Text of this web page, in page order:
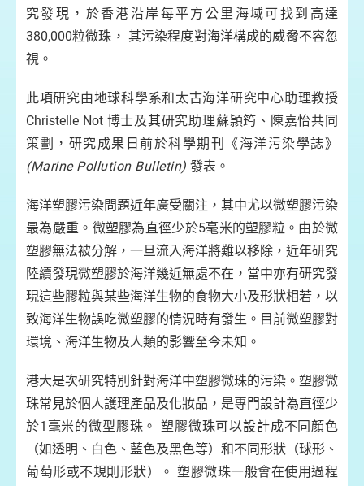
究發現，於香港沿岸每平方公里海域可找到高達
380,000粒微珠， 其污染程度對海洋構成的威脅不容忽
視。
此項研究由地球科學系和太古海洋研究中心助理教授
Christelle Not 博士及其研究助理蘇頴筠、陳嘉怡共同
策劃，研究成果日前於科學期刊《海洋污染學誌》
(Marine Pollution Bulletin) 發表。
海洋塑膠污染問題近年廣受關注，其中尤以微塑膠污染
最為嚴重。微塑膠為直徑少於5毫米的塑膠粒。由於微
塑膠無法被分解，一旦流入海洋將難以移除，近年研究
陸續發現微塑膠於海洋幾近無處不在，當中亦有研究發
現這些膠粒與某些海洋生物的食物大小及形狀相若，以
致海洋生物誤吃微塑膠的情況時有發生。目前微塑膠對
環境、海洋生物及人類的影響至今未知。
港大是次研究特別針對海洋中塑膠微珠的污染。塑膠微
珠常見於個人護理產品及化妝品，是專門設計為直徑少
於1毫米的微型膠珠。 塑膠微珠可以設計成不同顏色
（如透明、白色、藍色及黑色等）和不同形狀（球形、
葡萄形或不規則形狀）。 塑膠微珠一般會在使用過程